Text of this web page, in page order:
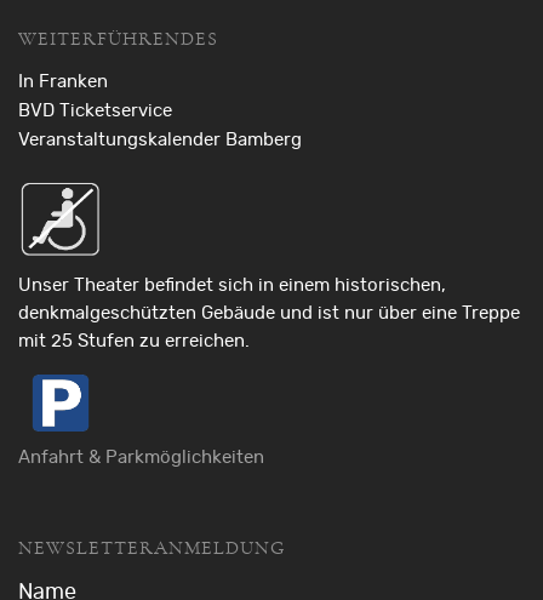
WEITERFÜHRENDES
In Franken
BVD Ticketservice
Veranstaltungskalender Bamberg
Unser Theater befindet sich in einem historischen,
denkmalgeschützten Gebäude und ist nur über eine Treppe
mit 25 Stufen zu erreichen.
Anfahrt & Parkmöglichkeiten
NEWSLETTERANMELDUNG
Name